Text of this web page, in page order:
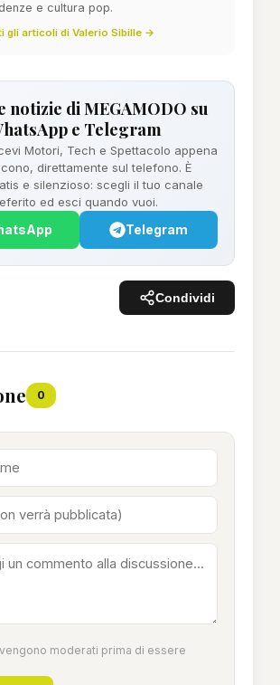
e cultura pop.
gli articoli di Valerio Sibille →
notizie di MEGAMODO su
e Telegram
Motori, Tech e Spettacolo appena
direttamente sul telefono. È
e silenzioso: scegli il tuo canale
ed esci quando vuoi.
Telegram
Condividi
0
moderati prima di essere